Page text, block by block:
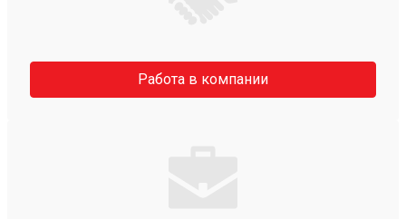
Работа в компании